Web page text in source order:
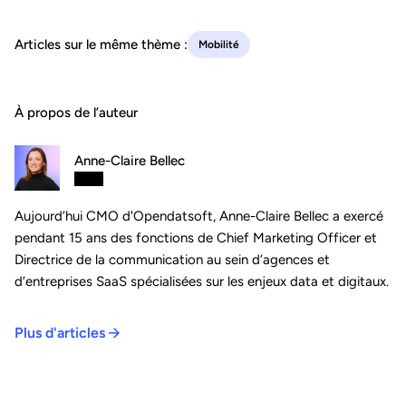
Articles sur le même thème : Mobilité
À propos de l’auteur
Anne-Claire Bellec
Aujourd’hui CMO d'Opendatsoft, Anne-Claire Bellec a exercé
pendant 15 ans des fonctions de Chief Marketing Officer et
Directrice de la communication au sein d’agences et
d’entreprises SaaS spécialisées sur les enjeux data et digitaux.
Plus d'articles